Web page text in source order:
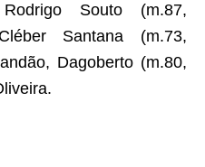
Souto (m.87,
Santana (m.73,
Dagoberto (m.80,